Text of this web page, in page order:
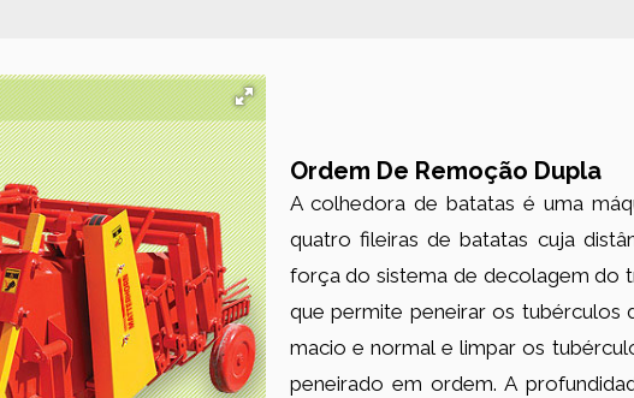
Ordem De Remoção Dupla
A colhedora de batatas é uma
quatro fileiras de batatas cuja
força do sistema de decolagem do
que permite peneirar os
macio e normal e limpar os
peneirado em ordem. A